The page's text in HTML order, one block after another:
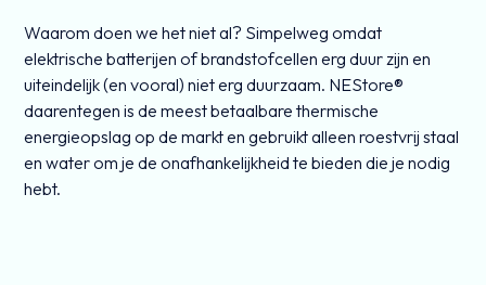
Waarom doen we het niet al? Simpelweg omdat
elektrische batterijen of brandstofcellen erg duur zijn en
uiteindelijk (en vooral) niet erg duurzaam. NEStore®
daarentegen is de meest betaalbare thermische
energieopslag op de markt en gebruikt alleen roestvrij staal
en water om je de onafhankelijkheid te bieden die je nodig
hebt.